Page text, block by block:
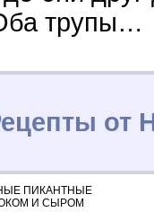
трупы…
от
ПИКАНТНЫЕ
И СЫРОМ